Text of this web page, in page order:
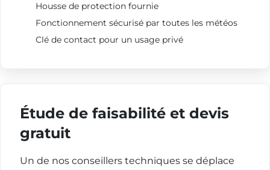
Housse de protection fournie
Fonctionnement sécurisé par toutes les météos
Clé de contact pour un usage privé
Étude de faisabilité et devis
gratuit
Un de nos conseillers techniques se déplace